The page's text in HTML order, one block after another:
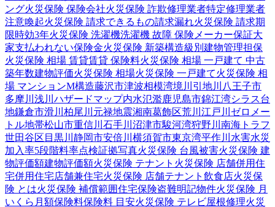
ング火災保険 保険会社火災保険 詐欺修理業者特定修理業者
注意喚起火災保険 請求できるもの請求漏れ火災保険 請求期
限時効3年火災保険 洗濯機洗濯機 故障 保険 メーカー保証大
家支払われない保険金火災保険 新築構造級別 建物管理担保
火災保険 相場 賃貸賃貸 保険料火災保険 相場 一戸建て 中古
築年数建物評価火災保険 相場火災保険 一戸建て火災保険 相
場 マンションM構造藤沢市津波相模湾境川 引地川
八王子市
多摩川 浅川 ハザードマップ内水氾濫鹿児島市錦江湾シラス台
地鎌倉市滑川 柏尾川 元禄地震湘南葛飾区荒川 江戸川 ゼロメー
トル地帯松山市重信川 石手川 沼津市駿河湾狩野川 南海トラフ
世田谷区 目黒川 静岡市安倍川 横須賀市東京湾平作川 水害水災
加入率5段階料率点検証拠写真火災保険 台風被害火災保険 建
物評価額建物評価額火災保険 テナント 火災保険 店舗併用住
宅併用住宅店舗兼住宅火災保険 店舗テナント 飲食店火災保
険 とは火災保険 補償範囲住宅保険盗難明記物件火災保険 月
いくら 月額保険料保険料 目安火災保険 テレビ屋根修理火災